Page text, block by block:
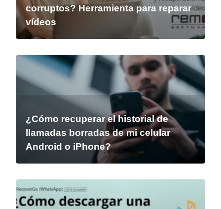
corruptos? Herramienta para reparar
vídeos
¿Cómo recuperar el historial de
llamadas borradas de mi celular
Android o iPhone?